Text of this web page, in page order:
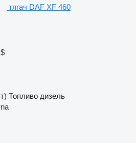
тягач DAF XF 460
Топливо дизель